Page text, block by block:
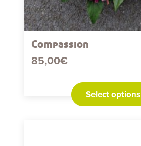
Compassion
85,00€
Select options